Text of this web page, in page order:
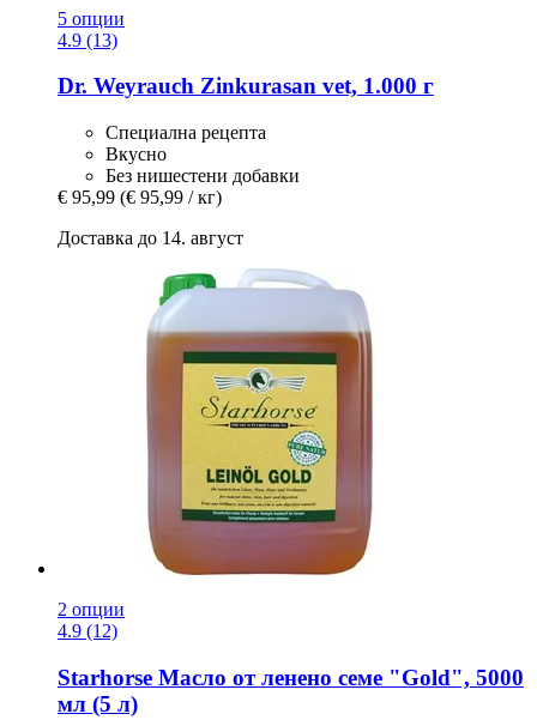
5 опции
4.9 (13)
Dr. Weyrauch Zinkurasan vet, 1.000 г
Специална рецепта
Вкусно
Без нишестени добавки
€ 95,99 (€ 95,99 / кг)
Доставка до 14. август
2 опции
4.9 (12)
Starhorse Масло от ленено семе "Gold", 5000
мл (5 л)